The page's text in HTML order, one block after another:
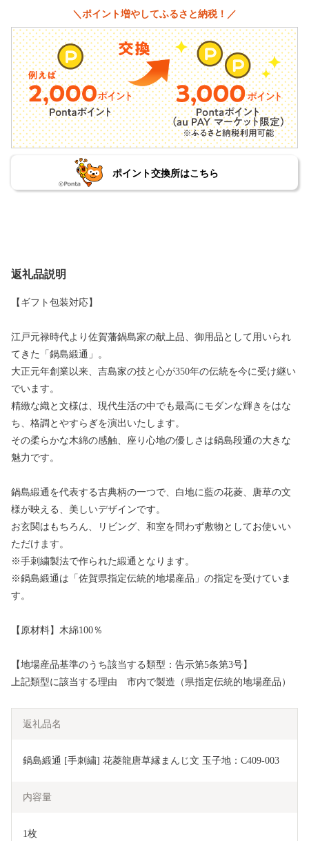
＼ポイント増やしてふるさと納税！／
ポイント交換所はこちら
返礼品説明
【ギフト包装対応】
江戸元禄時代より佐賀藩鍋島家の献上品、御用品として用いられ
てきた「鍋島緞通」。
大正元年創業以来、吉島家の技と心が350年の伝統を今に受け継い
でいます。
精緻な織と文様は、現代生活の中でも最高にモダンな輝きをはな
ち、格調とやすらぎを演出いたします。
その柔らかな木綿の感触、座り心地の優しさは鍋島段通の大きな
魅力です。
鍋島緞通を代表する古典柄の一つで、白地に藍の花菱、唐草の文
様が映える、美しいデザインです。
お玄関はもちろん、リビング、和室を問わず敷物としてお使いい
ただけます。
※手刺繍製法で作られた緞通となります。
※鍋島緞通は「佐賀県指定伝統的地場産品」の指定を受けていま
す。
【原材料】木綿100％
【地場産品基準のうち該当する類型：告示第5条第3号】
上記類型に該当する理由 市内で製造（県指定伝統的地場産品）
返礼品名
鍋島緞通 [手刺繍] 花菱龍唐草縁まんじ文 玉子地：C409-003
内容量
1枚